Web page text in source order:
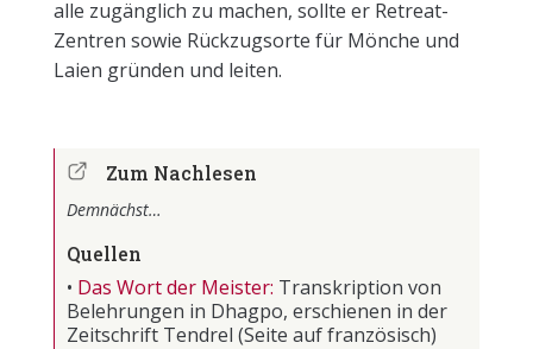
alle zugänglich zu machen, sollte er Retreat-
Zentren sowie Rückzugsorte für Mönche und
Laien gründen und leiten.
Zum Nachlesen
Demnächst…
Quellen
• Das Wort der Meister: Transkription von
Belehrungen in Dhagpo, erschienen in der
Zeitschrift Tendrel (Seite auf französisch)